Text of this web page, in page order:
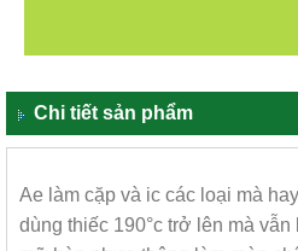
Chi tiết sản phẩm
Ae làm cặp và ic các loại mà
dùng thiếc 190°c trở lên mà